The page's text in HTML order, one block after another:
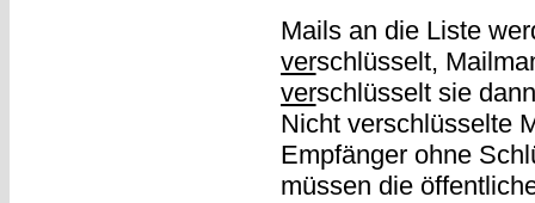
Mails an die Liste
verschlüsselt,
verschlüsselt sie
Nicht verschlüsselte
Empfänger ohne
müssen die